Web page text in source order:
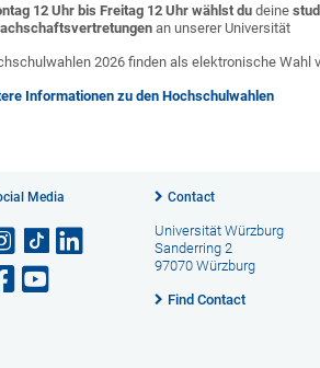
12 Uhr bis Freitag 12 Uhr wählst du deine
an unserer Universität
2026 finden als elektronische Wahl
Informationen zu den Hochschulwahlen
Media Contact
Universität Würzburg
Sanderring 2
97070 Würzburg
Find Contact